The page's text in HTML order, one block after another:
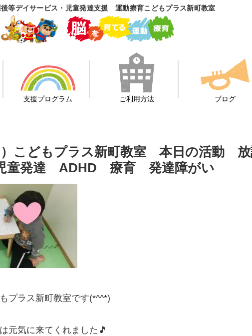
等デイサービス・児童発達支援 運動療育こどもプラス新町教室
支援プログラム ご利用方法 ブログ
）こどもプラス新町教室 本日の活動 放
童発達 ADHD 療育 発達障がい
プラス新町教室です(*^^*)
元気に来てくれました🎵